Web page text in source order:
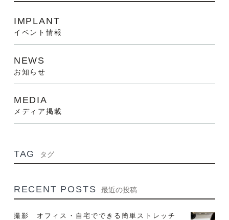
IMPLANT
イベント情報
NEWS
お知らせ
MEDIA
メディア掲載
TAG タグ
RECENT POSTS 最近の投稿
撮影 オフィス・自宅でできる簡単ストレッチ